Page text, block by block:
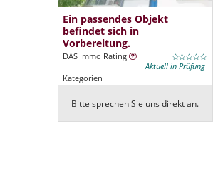
Ein passendes Objekt
befindet sich in
Vorbereitung.
DAS Immo Rating
Aktuell in Prüfung
Kategorien
Bitte sprechen Sie uns direkt an.